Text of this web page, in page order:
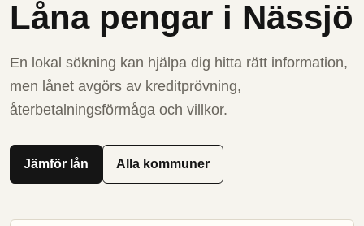
Låna pengar i Nässjö
En lokal sökning kan hjälpa dig hitta rätt information,
men lånet avgörs av kreditprövning,
återbetalningsförmåga och villkor.
Jämför lån Alla kommuner